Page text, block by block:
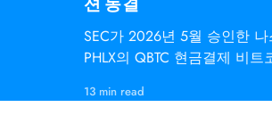
SEC가 2026년 5월 승인한
PHLX의 QBTC 현금결제 비트
13 min read